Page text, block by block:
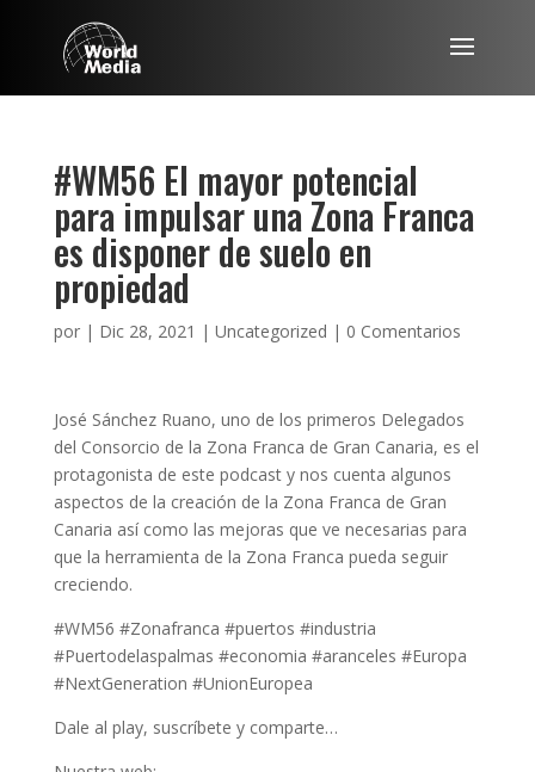
#WM56 El mayor potencial
para impulsar una Zona Franca
es disponer de suelo en
propiedad
por | Dic 28, 2021 | Uncategorized | 0 Comentarios
José Sánchez Ruano, uno de los primeros Delegados
del Consorcio de la Zona Franca de Gran Canaria, es el
protagonista de este podcast y nos cuenta algunos
aspectos de la creación de la Zona Franca de Gran
Canaria así como las mejoras que ve necesarias para
que la herramienta de la Zona Franca pueda seguir
creciendo.
#WM56 #Zonafranca #puertos #industria
#Puertodelaspalmas #economia #aranceles #Europa
#NextGeneration #UnionEuropea
Dale al play, suscríbete y comparte…